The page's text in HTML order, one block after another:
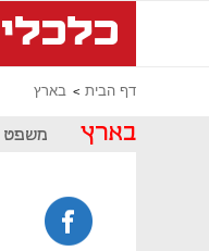
דף הבית בארץ
בארץ משפט